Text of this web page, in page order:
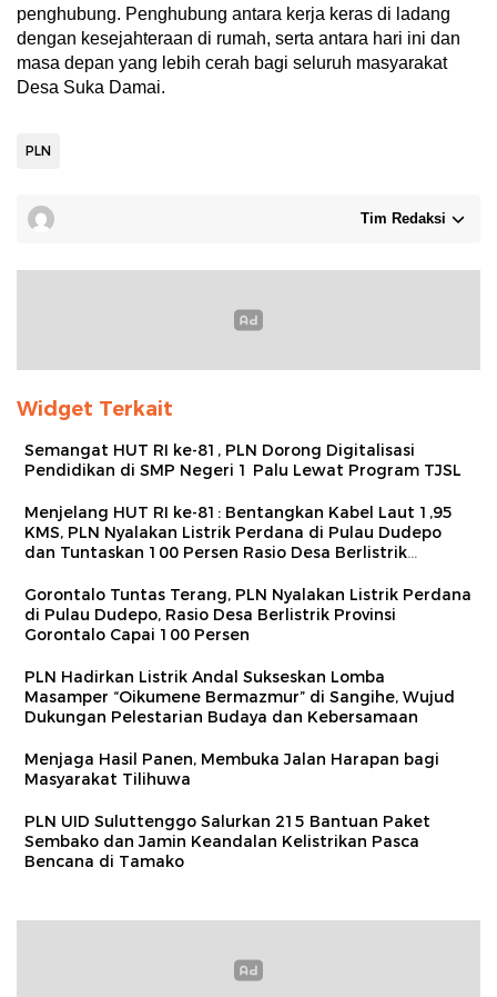
penghubung. Penghubung antara kerja keras di ladang
dengan kesejahteraan di rumah, serta antara hari ini dan
masa depan yang lebih cerah bagi seluruh masyarakat
Desa Suka Damai.
PLN
Tim Redaksi
Widget Terkait
Semangat HUT RI ke-81, PLN Dorong Digitalisasi
Pendidikan di SMP Negeri 1 Palu Lewat Program TJSL
Menjelang HUT RI ke-81: Bentangkan Kabel Laut 1,95
KMS, PLN Nyalakan Listrik Perdana di Pulau Dudepo
dan Tuntaskan 100 Persen Rasio Desa Berlistrik
Gorontalo Tuntas Terang, PLN Nyalakan Listrik Perdana
di Pulau Dudepo, Rasio Desa Berlistrik Provinsi
Gorontalo Capai 100 Persen
PLN Hadirkan Listrik Andal Sukseskan Lomba
Masamper “Oikumene Bermazmur” di Sangihe, Wujud
Dukungan Pelestarian Budaya dan Kebersamaan
Menjaga Hasil Panen, Membuka Jalan Harapan bagi
Masyarakat Tilihuwa
PLN UID Suluttenggo Salurkan 215 Bantuan Paket
Sembako dan Jamin Keandalan Kelistrikan Pasca
Bencana di Tamako